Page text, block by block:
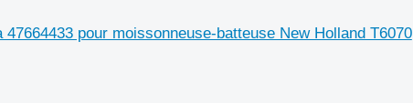
pour moissonneuse-batteuse New Holland T6070